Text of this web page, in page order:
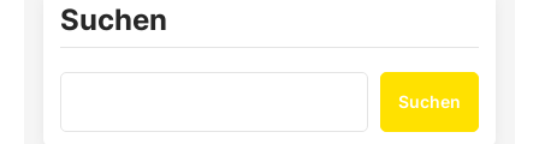
Suchen
Suchen